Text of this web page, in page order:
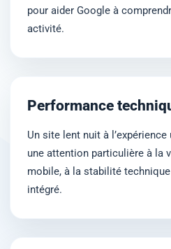
pour aider Google à
activité.
Performance
Un site lent nuit à
une attention particulière à la
mobile, à la stabilité
intégré.